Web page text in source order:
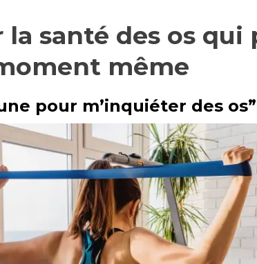
la santé des os
même
pour m’inquiéter des os”